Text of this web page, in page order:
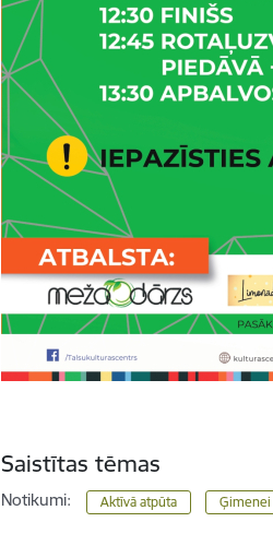
Saistītas tēmas
Notikumi: Aktīvā atpūta